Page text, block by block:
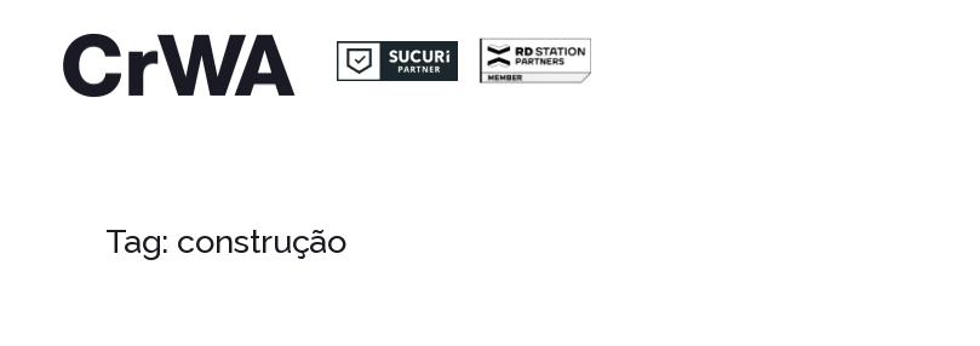
Tag: construção